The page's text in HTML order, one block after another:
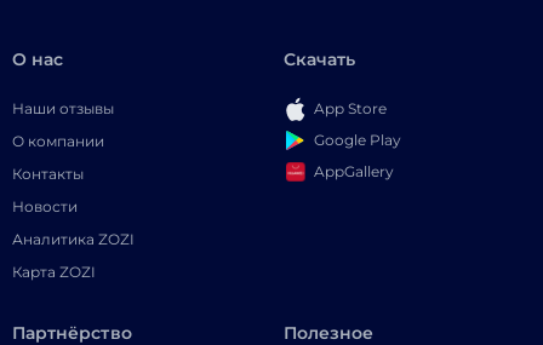
О нас
Наши отзывы
О компании
Контакты
Новости
Аналитика ZOZI
Карта ZOZI
Скачать
App Store
Google Play
AppGallery
Партнёрство Полезное